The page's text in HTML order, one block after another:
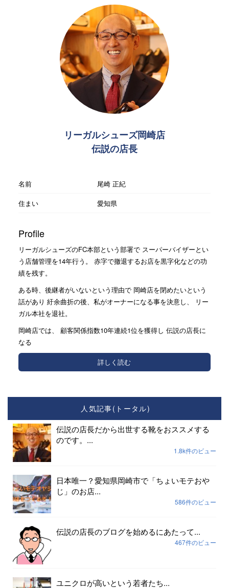
リーガルシューズ岡崎店
伝説の店長
名前
尾崎 正紀
住まい
愛知県
Profile
リーガルシューズのFC本部という部署で スーパーバイザーとい
う店舗管理を14年行う。 赤字で撤退するお店を黒字化などの功
績を残す。
ある時、後継者がいないという理由で 岡崎店を閉めたいという
話があり 紆余曲折の後、私がオーナーになる事を決意し、 リー
ガル本社を退社。
岡崎店では、 顧客関係指数10年連続1位を獲得し 伝説の店長に
なる
詳しく読む
人気記事(トータル)
伝説の店長だから出世する靴をおススメする
のです。...
1.8k件のビュー
日本唯一？愛知県岡崎市で「ちょいモテおや
じ」のお店...
586件のビュー
伝説の店長のブログを始めるにあたって...
467件のビュー
ユニクロが高いという若者たち...